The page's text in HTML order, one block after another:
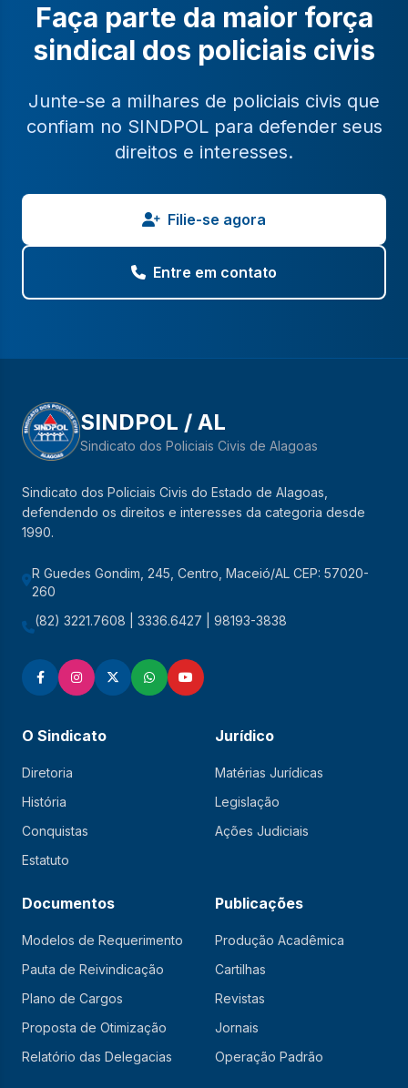
Faça parte da maior força
sindical dos policiais civis
Junte-se a milhares de policiais civis que
confiam no SINDPOL para defender seus
direitos e interesses.
Filie-se agora
Entre em contato
SINDPOL / AL
Sindicato dos Policiais Civis de Alagoas
Sindicato dos Policiais Civis do Estado de Alagoas,
defendendo os direitos e interesses da categoria desde
1990.
R Guedes Gondim, 245, Centro, Maceió/AL CEP: 57020-
260
(82) 3221.7608 | 3336.6427 | 98193-3838
O Sindicato
Diretoria
História
Conquistas
Estatuto
Jurídico
Matérias Jurídicas
Legislação
Ações Judiciais
Documentos
Modelos de Requerimento
Pauta de Reivindicação
Plano de Cargos
Proposta de Otimização
Relatório das Delegacias
Publicações
Produção Acadêmica
Cartilhas
Revistas
Jornais
Operação Padrão